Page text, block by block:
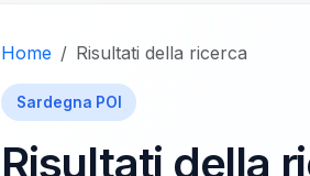
Home Risultati della ricerca
Sardegna POI
Risultati della